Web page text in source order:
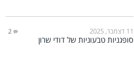
11 דצמבר, 2025 2
סופגניות טבעוניות של דודי שרון